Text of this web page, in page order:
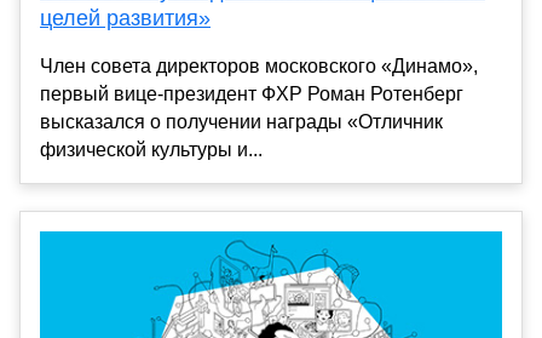
целей развития»
Член совета директоров московского «Динамо»,
первый вице-президент ФХР Роман Ротенберг
высказался о получении награды «Отличник
физической культуры и...